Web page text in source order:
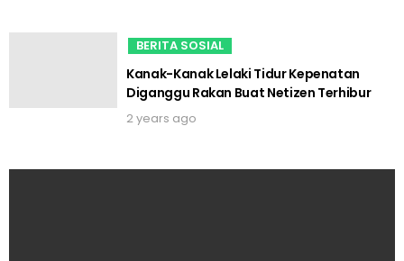
BERITA SOSIAL
Kanak-Kanak Lelaki Tidur Kepenatan
Diganggu Rakan Buat Netizen Terhibur
2 years ago